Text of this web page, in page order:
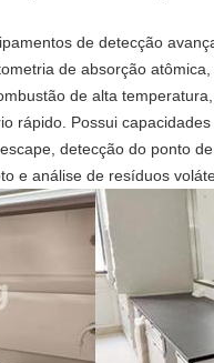
de detecção
de absorção
de alta
rápido. Possui
detecção do ponto
e análise de resíduos